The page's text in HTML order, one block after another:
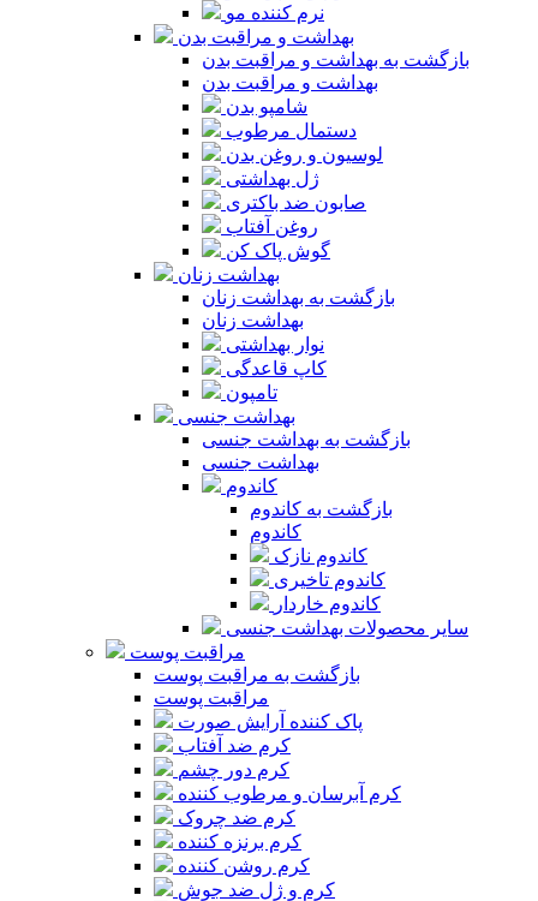
نرم کننده مو
بهداشت و مراقبت بدن
بازگشت به بهداشت و مراقبت بدن
بهداشت و مراقبت بدن
شامپو بدن
دستمال مرطوب
لوسیون و روغن بدن
ژل بهداشتی
صابون ضد باکتری
روغن آفتاب
گوش پاک کن
بهداشت زنان
بازگشت به بهداشت زنان
بهداشت زنان
نوار بهداشتی
کاپ قاعدگی
تامپون
بهداشت جنسی
بازگشت به بهداشت جنسی
بهداشت جنسی
کاندوم
بازگشت به کاندوم
کاندوم
کاندوم نازک
کاندوم تاخیری
کاندوم خاردار
سایر محصولات بهداشت جنسی
مراقبت پوست
بازگشت به مراقبت پوست
مراقبت پوست
پاک کننده آرایش صورت
کرم ضد آفتاب
کرم دور چشم
کرم آبرسان و مرطوب کننده
کرم ضد چروک
کرم برنزه کننده
کرم روشن کننده
کرم و ژل ضد جوش